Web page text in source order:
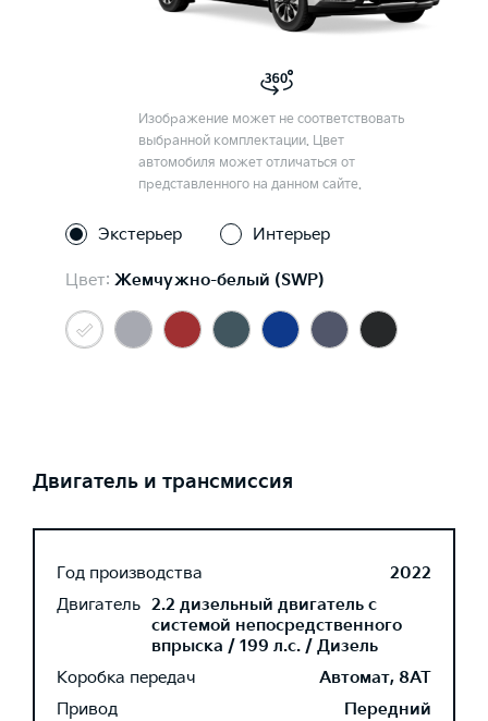
Изображение может не соответствовать
выбранной комплектации. Цвет
автомобиля может отличаться от
представленного на данном сайте.
Экстерьер Интерьер
Цвет: Жемчужно-белый (SWP)
Двигатель и трансмиссия
Год производства
2022
Двигатель 2.2 дизельный двигатель с
системой непосредственного
впрыска / 199 л.с. / Дизель
Коробка передач
Автомат, 8AT
Привод
Передний